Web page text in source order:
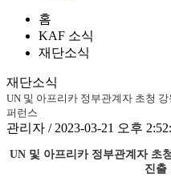
홈
KAF 소식
재단소식
재단소식
UN 및 아프리카 정부관계자 초청
퍼런스
관리자 / 2023-03-21 오후
UN 및 아프리카 정부관계자 초
진출